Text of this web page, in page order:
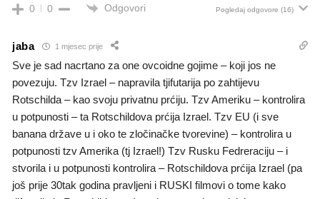
0 0 Odgovori Pogledaj odgovore (16)
jaba 1 mjesec prije
Sve je sad nacrtano za one ovcoidne gojime – koji jos ne
povezuju. Tzv Izrael – napravila tjifutarija po zahtijevu
Rotschilda – kao svoju privatnu prćiju. Tzv Ameriku – kontrolira
u potpunosti – ta Rotschildova prćija Izrael. Tzv EU (i sve
banana države u i oko te zločinačke tvorevine) – kontrolira u
potpunosti tzv Amerika (tj Izrael!) Tzv Rusku Fedreraciju – i
stvorila i u potpunosti kontrolira – Rotschildova prćija Izrael (pa
još prije 30tak godina pravljeni i RUSKI filmovi o tome kako